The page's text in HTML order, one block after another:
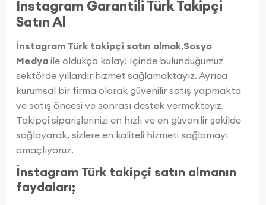
İnstagram Garantili Türk Takipçi
Satın Al
İnstagram Türk takipçi satın almak,Sosyo
Medya ile oldukça kolay! İçinde bulunduğumuz
sektörde yıllardır hizmet sağlamaktayız. Ayrıca
kurumsal bir firma olarak güvenilir satış yapmakta
ve satış öncesi ve sonrası destek vermekteyiz.
Takipçi siparişlerinizi en hızlı ve en güvenilir şekilde
sağlayarak, sizlere en kaliteli hizmeti sağlamayı
amaçlıyoruz.
İnstagram Türk takipçi satın almanın
faydaları;